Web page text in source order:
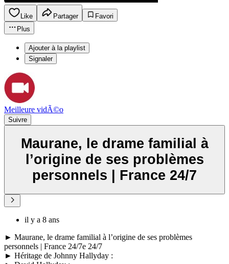
Like Partager
Favori
Plus
Ajouter à la playlist
Signaler
Meilleure vidÃ©o
Suivre
Maurane, le drame familial à
l’origine de ses problèmes
personnels | France 24/7
il y a 8 ans
► Maurane, le drame familial à l’origine de ses problèmes
personnels | France 24/7e 24/7
► Héritage de Johnny Hallyday :